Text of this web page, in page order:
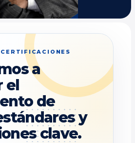
a
el
de
y
clave.